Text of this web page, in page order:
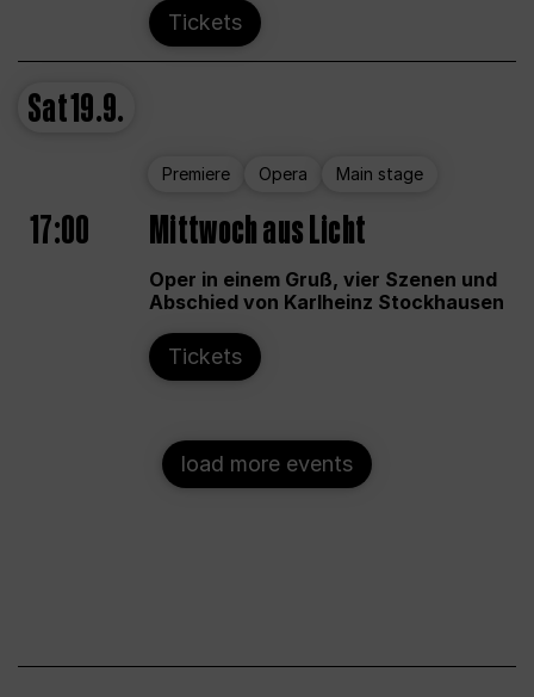
Tickets
Sat19.9.
Premiere Opera Main stage
17:00 Mittwoch aus Licht
Oper in einem Gruß, vier Szenen und
Abschied von Karlheinz Stockhausen
Tickets
load more events